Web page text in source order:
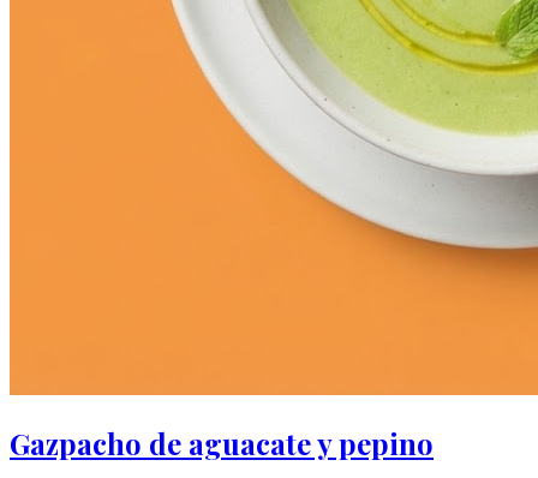
Gazpacho de aguacate y pepino